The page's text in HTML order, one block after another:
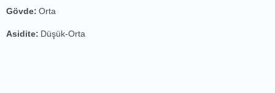
Gövde: Orta
Asidite: Düşük-Orta